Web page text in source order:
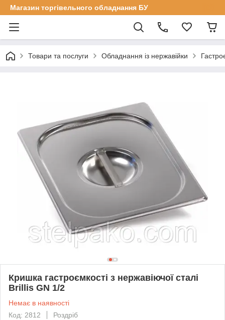
Магазин торгівельного обладнання БУ
Товари та послуги Обладнання із нержавійки
Кришка гастроємкості з нержавіючої сталі
Brillis GN 1/2
Немає в наявності
Код: 2812
Роздріб